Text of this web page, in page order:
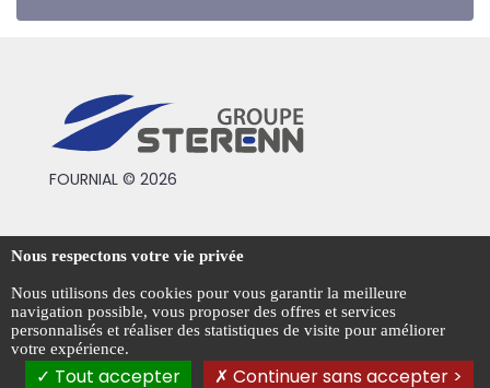
FOURNIAL © 2026
Conditions générales de vente
Mentions légales
Politique de confidentialité
Gestion des cookies
Nous respectons votre vie privée
Nous utilisons des cookies pour vous garantir la meilleure
navigation possible, vous proposer des offres et services
personnalisés et réaliser des statistiques de visite pour améliorer
votre expérience.
Tout accepter Continuer sans accepter >